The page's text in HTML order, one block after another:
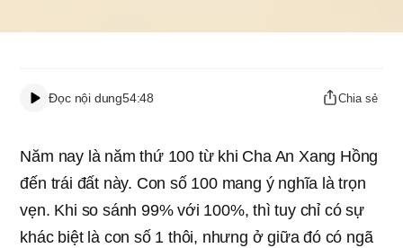
Đọc nội dung54:48 Chia sẻ
Năm nay là năm thứ 100 từ khi Cha An Xang Hồng
đến trái đất này. Con số 100 mang ý nghĩa là trọn
vẹn. Khi so sánh 99% với 100%, thì tuy chỉ có sự
khác biệt là con số 1 thôi, nhưng ở giữa đó có ngã